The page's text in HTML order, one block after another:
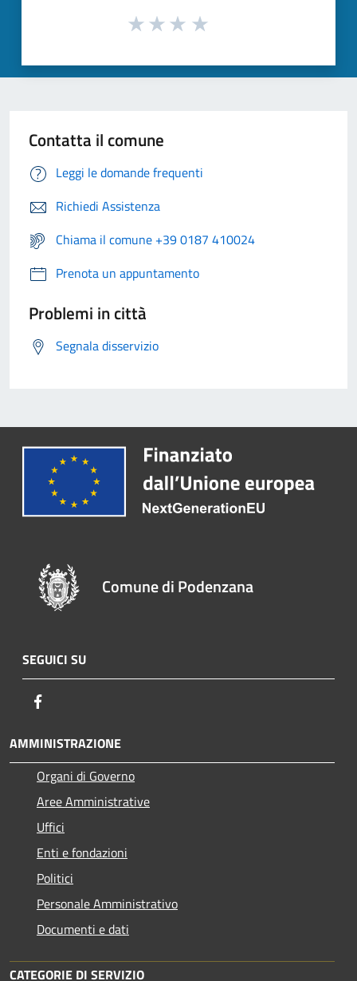
Contatta il comune
Leggi le domande frequenti
Richiedi Assistenza
Chiama il comune +39 0187 410024
Prenota un appuntamento
Problemi in città
Segnala disservizio
Comune di Podenzana
SEGUICI SU
AMMINISTRAZIONE
Organi di Governo
Aree Amministrative
Uffici
Enti e fondazioni
Politici
Personale Amministrativo
Documenti e dati
CATEGORIE DI SERVIZIO